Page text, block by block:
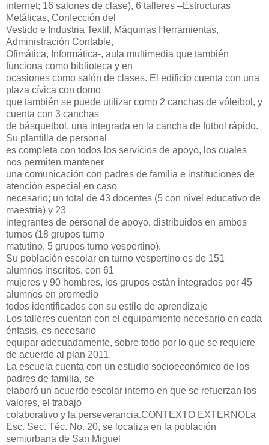
internet; 16 salones de clase), 6 talleres –Estructuras
Metálicas, Confección del
Vestido e Industria Textil, Máquinas Herramientas,
Administración Contable,
Ofimática, Informática-, aula multimedia que también
funciona como biblioteca y en
ocasiones como salón de clases. El edificio cuenta con una
plaza cívica con domo
que también se puede utilizar como 2 canchas de vóleibol, y
cuenta con 3 canchas
de básquetbol, una integrada en la cancha de futbol rápido.
Su plantilla de personal
es completa con todos los servicios de apoyo, los cuales
nos permiten mantener
una comunicación con padres de familia e instituciones de
atención especial en caso
necesario; un total de 43 docentes (5 con nivel educativo de
maestría) y 23
integrantes de personal de apoyo, distribuidos en ambos
turnos (18 grupos turno
matutino, 5 grupos turno vespertino).
Su población escolar en turno vespertino es de 151
alumnos inscritos, con 61
mujeres y 90 hombres, los grupos están integrados por 45
alumnos en promedio
todos identificados con su estilo de aprendizaje
Los talleres cuentan con el equipamiento necesario en cada
énfasis, es necesario
equipar adecuadamente, sobre todo por lo que se requiere
de acuerdo al plan 2011.
La escuela cuenta con un estudio socioeconómico de los
padres de familia, se
elaboró un acuerdo escolar interno en que se refuerzan los
valores, el trabajo
colaborativo y la perseverancia.CONTEXTO EXTERNOLa
Esc. Sec. Téc. No. 20, se localiza en la población
semiurbana de San Miguel